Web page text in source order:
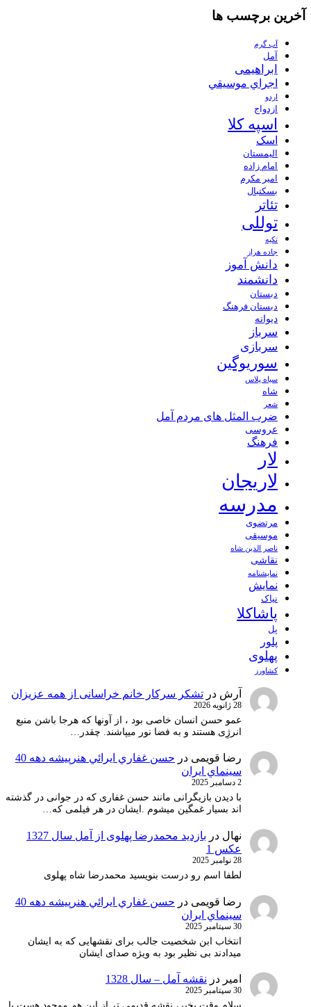
آخرین برچسب ها
آب گرم
آمل
ابراهیمی
اجراي موسيقي
اردو
ازدواج
اسپه کلا
اسک
الیمستان
امام زاده
امیر مکرم
بسکتبال
تئاتر
توللی
تکیه
جاده هراز
دانش آموز
دانشمند
دبستان
دبستان فرهنگ
دیوانه
سرباز
سربازی
سوریوگین
سیاه پلاس
شاه
شعر
ضرب المثل های مردم آمل
عروسی
فرهنگ
لار
لاریجان
مدرسه
مرتضوی
موسیقی
ناصر الدین شاه
نقاشی
نمايشنامه
نمایش
نیاک
پاشاکلا
پل
پلور
پهلوی
کشاورز
آرش در تشکر سرکار خانم خراسانی از همه عزیزان
28 ژانویه 2026
عمو حسن انسان خاصی بود ، از آونها که هرجا باشن منبع
انرژِی هستند و به فضا نور میپاشند. چقدر…
رضا قویمی در
حسن غفاري ايرائي هنرپيشه دهه 40
سينماي ايران
2 دسامبر 2025
با دیدن بازیگرانی مانند حسن غفاری که در جوانی در گذشته
اند بسیار غمگین میشوم .ایشان در هر فیلمی که…
نهال در
بازدید محمدرضا پهلوی از آمل سال 1327
عکس 1
28 نوامبر 2025
لطفا اسم رو درست بنویسید محمدرضا شاه پهلوی
رضا قویمی در
حسن غفاري ايرائي هنرپيشه دهه 40
سينماي ايران
30 سپتامبر 2025
انتخاب ابن شخصیت جالب برای نقشهایی که به ایشان
میدادند بی نظیر بود به ویژه صدای ایشان
امیر در نقشه آمل – سال 1328
30 سپتامبر 2025